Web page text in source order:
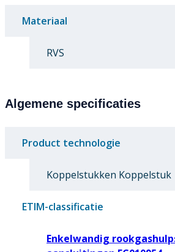
Materiaal
RVS
Algemene specificaties
Product technologie
Koppelstukken Koppelstuk
ETIM-classificatie
Enkelwandig